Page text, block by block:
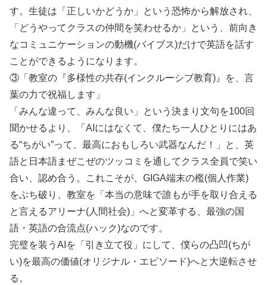
す。生徒は「正しいかどうか」という恐怖から解放され、
「どうやってクラスの仲間を笑わせるか」という、前向き
なコミュニケーションの動機(バイブス)だけで英語を話す
ことができるようになります。
③「教室の『多様性の共存(インクルーシブ教育)』を、言
葉の力で祝福します」
「みんな違って、みんな良い」という決まり文句を100回
聞かせるより、「AIにはなくて、僕たち一人ひとりにはあ
る“ちがい”って、最高におもしろい武器なんだ！」と、英
語と日本語まぜこぜのツッコミを通してクラス全員で笑い
合い、認め合う。これこそが、GIGA端末の檻(個人作業)
をぶち破り、教室を「本当の意味で誰もが手を取り合える
と言えるアリーナ(人間社会)」へと変革する、最強の国
語・英語の合流点(ハック)なのです。
完璧を装うAIを「引き立て役」にして、僕らの凸凹(ちが
い)を最高の価値(オリジナル・エピソード)へと大逆転させ
る。